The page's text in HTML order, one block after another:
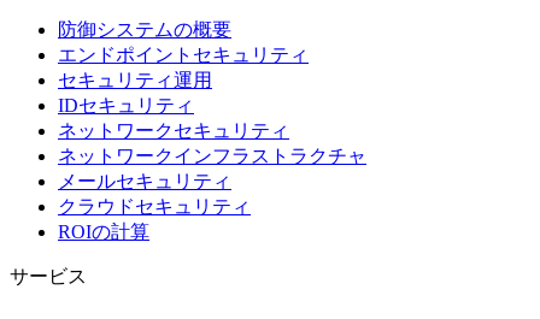
防御システムの概要
エンドポイントセキュリティ
セキュリティ運用
IDセキュリティ
ネットワークセキュリティ
ネットワークインフラストラクチャ
メールセキュリティ
クラウドセキュリティ
ROIの計算
サービス